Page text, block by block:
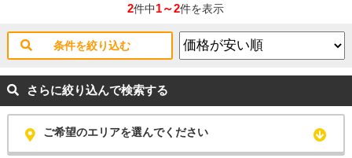
2件中1～2件を表示
条件を絞り込む
さらに絞り込んで検索する
ご希望のエリアを選んでください